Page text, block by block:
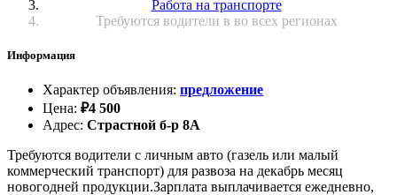
Работа на транспорте
Требуются водители в во всех регионах
Информация
Характер объявления: предложение
Цена: ₽4 500
Адрес: Страстной б-р 8А
Требуются водители с личным авто (газель или малый
коммерческий транспорт) для развоза на декабрь месяц
новогодней продукции.Зарплата выплачивается ежедневно,